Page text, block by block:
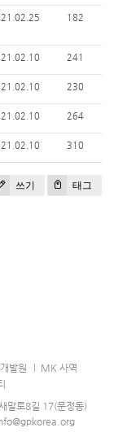
182
241
230
264
310
쓰기 태그
발원
MK 사역
말로8길 17(문정동)